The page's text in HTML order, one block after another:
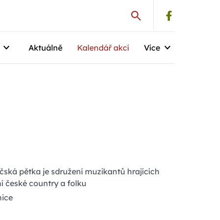
Aktuálně Kalendář akcí Více
pětka je sdružení muzikantů hrajících
české country a folku